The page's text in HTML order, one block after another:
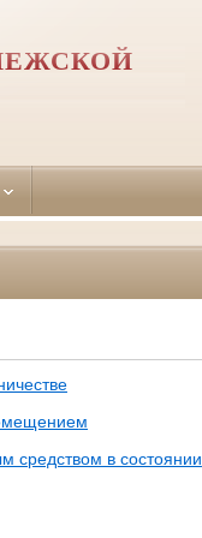
средством в состоянии